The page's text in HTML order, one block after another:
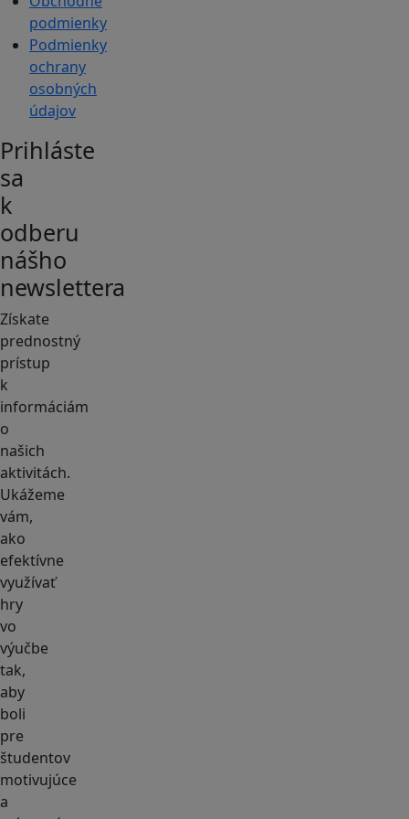
podmienky
Podmienky
ochrany
osobných
údajov
Prihláste
sa
k
odberu
nášho
newslettera
Získate
prednostný
prístup
k
informáciám
o
našich
aktivitách.
Ukážeme
vám,
ako
efektívne
využívať
hry
vo
výučbe
tak,
aby
boli
pre
študentov
motivujúce
a